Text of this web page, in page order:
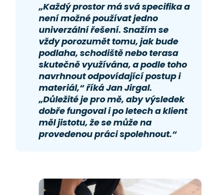
„Každý prostor má svá specifika a
není možné používat jedno
univerzální řešení. Snažím se
vždy porozumět tomu, jak bude
podlaha, schodiště nebo terasa
skutečně využívána, a podle toho
navrhnout odpovídající postup i
materiál,“ říká Jan Jirgal.
„Důležité je pro mě, aby výsledek
dobře fungoval i po letech a klient
měl jistotu, že se může na
provedenou práci spolehnout.“